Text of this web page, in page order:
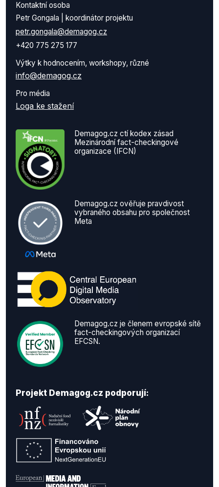
Kontaktní osoba
Petr Gongala | koordinátor projektu
petr.gongala@demagog.cz
+420 775 275 177
Výtky k hodnocením, workshopy, různé
info@demagog.cz
Pro média
Loga ke stažení
Demagog.cz ctí kodex zásad
Mezinárodní fact-checkingové
organizace (IFCN)
Demagog.cz ověřuje pravdivost
vybraného obsahu pro společnost
Meta
Demagog.cz je členem evropské sítě
fact-checkingových organizací
EFCSN.
Projekt Demagog.cz podporují: